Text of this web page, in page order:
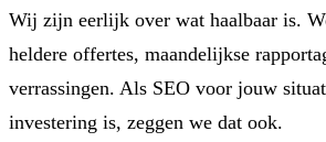
Wij zijn eerlijk over wat haalbaar is.
heldere offertes, maandelijkse
verrassingen. Als SEO voor jouw
investering is, zeggen we dat ook.